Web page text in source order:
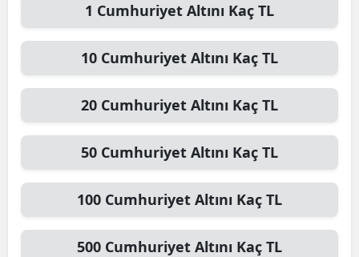
1 Cumhuriyet Altını Kaç TL
10 Cumhuriyet Altını Kaç TL
20 Cumhuriyet Altını Kaç TL
50 Cumhuriyet Altını Kaç TL
100 Cumhuriyet Altını Kaç TL
500 Cumhuriyet Altını Kaç TL